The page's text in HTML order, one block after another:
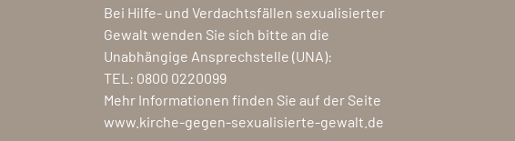
Bei Hilfe- und Verdachtsfällen sexualisierter
Gewalt wenden Sie sich bitte an die
Unabhängige Ansprechstelle (UNA):
TEL: 0800 0220099
Mehr Informationen finden Sie auf der Seite
www.kirche-gegen-sexualisierte-gewalt.de